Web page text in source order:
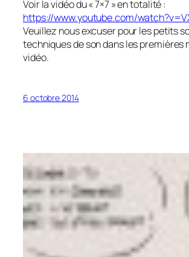
Voir la vidéo du « 7×7 » en totalité :
https://www.youtube.com/
Veuillez nous excuser pour les petits
techniques de son dans les premières
vidéo.
6 octobre 2014